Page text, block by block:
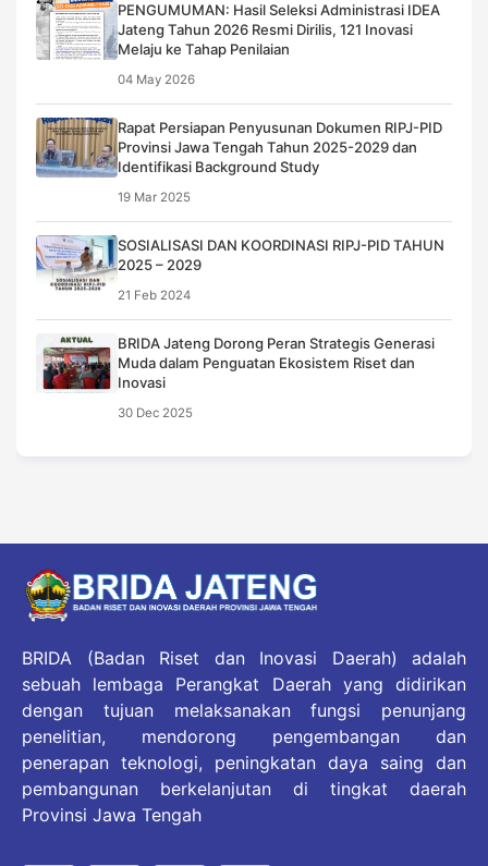
PENGUMUMAN: Hasil Seleksi Administrasi IDEA
Jateng Tahun 2026 Resmi Dirilis, 121 Inovasi
Melaju ke Tahap Penilaian
04 May 2026
Rapat Persiapan Penyusunan Dokumen RIPJ-PID
Provinsi Jawa Tengah Tahun 2025-2029 dan
Identifikasi Background Study
19 Mar 2025
SOSIALISASI DAN KOORDINASI RIPJ-PID TAHUN
2025 – 2029
21 Feb 2024
BRIDA Jateng Dorong Peran Strategis Generasi
Muda dalam Penguatan Ekosistem Riset dan
Inovasi
30 Dec 2025
BRIDA (Badan Riset dan Inovasi Daerah) adalah
sebuah lembaga Perangkat Daerah yang didirikan
dengan tujuan melaksanakan fungsi penunjang
penelitian, mendorong pengembangan dan
penerapan teknologi, peningkatan daya saing dan
pembangunan berkelanjutan di tingkat daerah
Provinsi Jawa Tengah